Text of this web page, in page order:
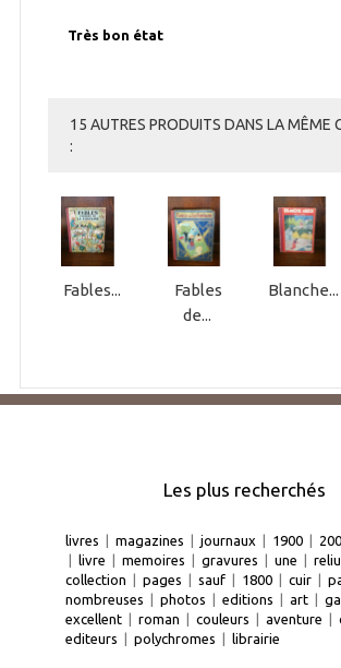
Très bon état
15 AUTRES PRODUITS DANS LA MÊME
:
Fables...
Fables
de...
Blanche...
Les plus recherchés
livres magazines journaux 1900
livre memoires gravures une
collection
pages sauf 1800 cuir
nombreuses
photos editions art
excellent
roman couleurs aventure
editeurs
polychromes librairie